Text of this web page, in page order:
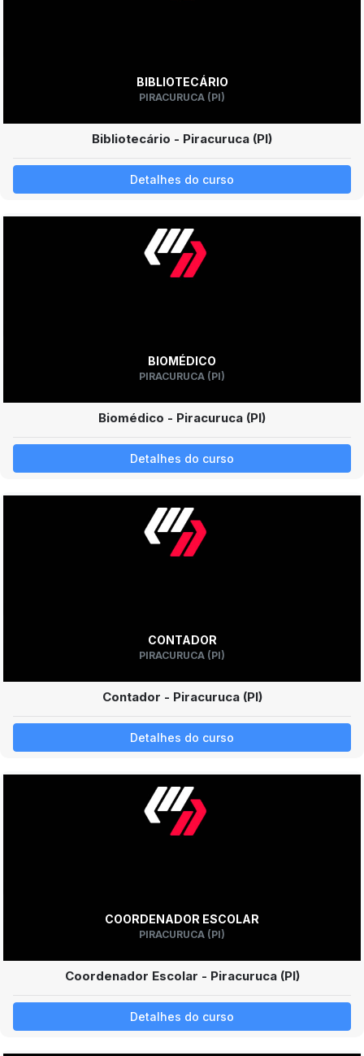
BIBLIOTECÁRIO
PIRACURUCA (PI)
Bibliotecário - Piracuruca (PI)
Detalhes do curso
BIOMÉDICO
PIRACURUCA (PI)
Biomédico - Piracuruca (PI)
Detalhes do curso
CONTADOR
PIRACURUCA (PI)
Contador - Piracuruca (PI)
Detalhes do curso
COORDENADOR ESCOLAR
PIRACURUCA (PI)
Coordenador Escolar - Piracuruca (PI)
Detalhes do curso